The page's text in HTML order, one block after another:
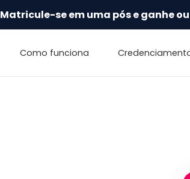
Matricule-se em uma pós e ganhe
Como funciona